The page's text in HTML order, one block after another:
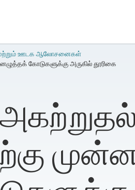
மற்றும் ஊடக ஆலோசனைகள்
கோடுகளுக்கு அருகில் தூரிகை